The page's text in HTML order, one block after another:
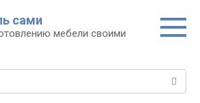
сами
мебели своими